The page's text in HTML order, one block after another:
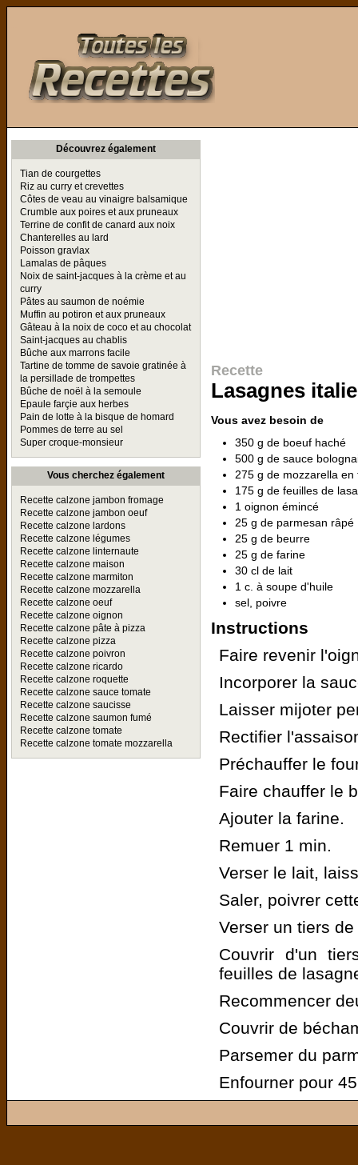
Découvrez également
Tian de courgettes
Riz au curry et crevettes
Côtes de veau au vinaigre balsamique
Crumble aux poires et aux pruneaux
Terrine de confit de canard aux noix
Chanterelles au lard
Poisson gravlax
Lamalas de pâques
Noix de saint-jacques à la crème et au
curry
Pâtes au saumon de noémie
Muffin au potiron et aux pruneaux
Gâteau à la noix de coco et au chocolat
Saint-jacques au chablis
Bûche aux marrons facile
Tartine de tomme de savoie gratinée à
la persillade de trompettes
Bûche de noël à la semoule
Epaule farçie aux herbes
Pain de lotte à la bisque de homard
Pommes de terre au sel
Super croque-monsieur
Vous cherchez également
Recette calzone jambon fromage
Recette calzone jambon oeuf
Recette calzone lardons
Recette calzone légumes
Recette calzone linternaute
Recette calzone maison
Recette calzone marmiton
Recette calzone mozzarella
Recette calzone oeuf
Recette calzone oignon
Recette calzone pâte à pizza
Recette calzone pizza
Recette calzone poivron
Recette calzone ricardo
Recette calzone roquette
Recette calzone sauce tomate
Recette calzone saucisse
Recette calzone saumon fumé
Recette calzone tomate
Recette calzone tomate mozzarella
Recette
Lasagnes
Vous avez besoin de
350 g de boeuf haché
500 g de sauce
275 g de mozzarella en
175 g de feuilles de
1 oignon émincé
25 g de parmesan râpé
25 g de beurre
25 g de farine
30 cl de lait
1 c. à soupe d'huile
sel, poivre
Instructions
Faire revenir
Incorporer la
Laisser mijoter
Rectifier
Préchauffer le
Faire chauffer le
Ajouter la farine.
Remuer 1 min.
Verser le lait,
Saler, poivrer
Verser un tiers
Couvrir d'un
feuilles de
Recommencer
Couvrir de
Parsemer du
Enfourner pour